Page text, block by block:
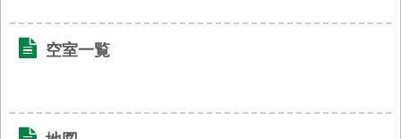
空室一覧